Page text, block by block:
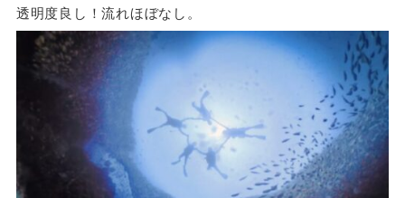
透明度良し！流れほぼなし。